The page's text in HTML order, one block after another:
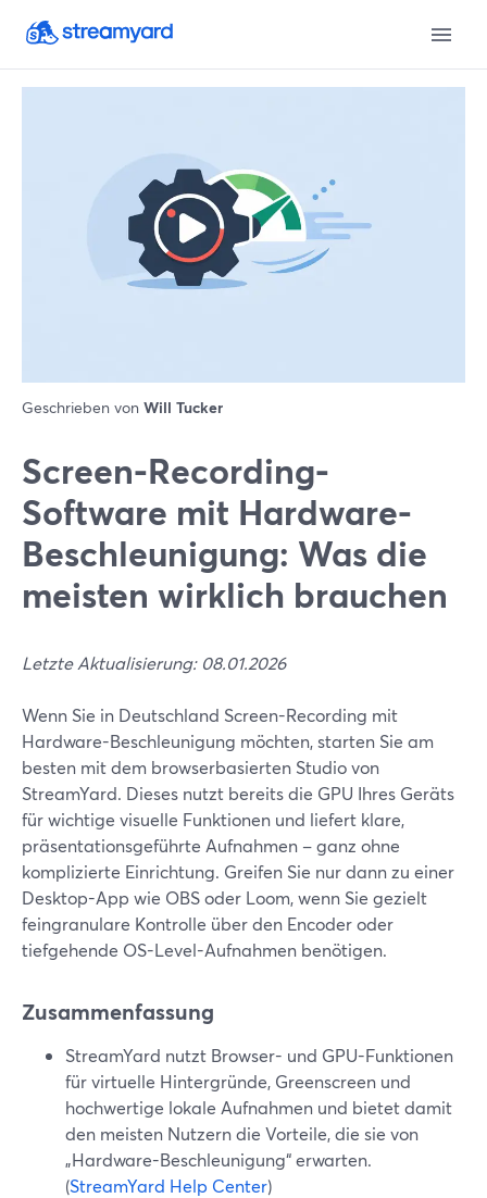
Geschrieben von Will Tucker
Screen-Recording-
Software mit Hardware-
Beschleunigung: Was die
meisten wirklich brauchen
Letzte Aktualisierung: 08.01.2026
Wenn Sie in Deutschland Screen-Recording mit
Hardware-Beschleunigung möchten, starten Sie am
besten mit dem browserbasierten Studio von
StreamYard. Dieses nutzt bereits die GPU Ihres Geräts
für wichtige visuelle Funktionen und liefert klare,
präsentationsgeführte Aufnahmen – ganz ohne
komplizierte Einrichtung. Greifen Sie nur dann zu einer
Desktop-App wie OBS oder Loom, wenn Sie gezielt
feingranulare Kontrolle über den Encoder oder
tiefgehende OS-Level-Aufnahmen benötigen.
Zusammenfassung
StreamYard nutzt Browser- und GPU-Funktionen
für virtuelle Hintergründe, Greenscreen und
hochwertige lokale Aufnahmen und bietet damit
den meisten Nutzern die Vorteile, die sie von
„Hardware-Beschleunigung“ erwarten.
(StreamYard Help Center)